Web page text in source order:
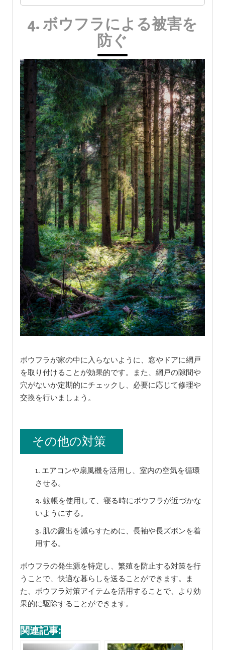
4. ボウフラによる被害を
防ぐ
ボウフラが家の中に入らないように、窓やドアに網戸
を取り付けることが効果的です。また、網戸の隙間や
穴がないか定期的にチェックし、必要に応じて修理や
交換を行いましょう。
その他の対策
エアコンや扇風機を活用し、室内の空気を循環
させる。
蚊帳を使用して、寝る時にボウフラが近づかな
いようにする。
肌の露出を減らすために、長袖や長ズボンを着
用する。
ボウフラの発生源を特定し、繁殖を防止する対策を行
うことで、快適な暮らしを送ることができます。ま
た、ボウフラ対策アイテムを活用することで、より効
果的に駆除することができます。
関連記事: